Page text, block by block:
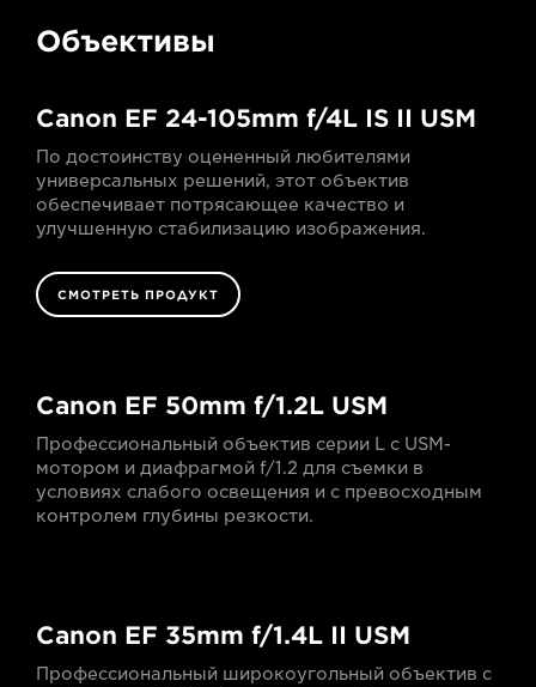
Объективы
Canon EF 24-105mm f/4L IS II USM
По достоинству оцененный любителями
универсальных решений, этот объектив
обеспечивает потрясающее качество и
улучшенную стабилизацию изображения.
СМОТРЕТЬ ПРОДУКТ
Canon EF 50mm f/1.2L USM
Профессиональный объектив серии L с USM-
мотором и диафрагмой f/1.2 для съемки в
условиях слабого освещения и с превосходным
контролем глубины резкости.
Canon EF 35mm f/1.4L II USM
Профессиональный широкоугольный объектив с